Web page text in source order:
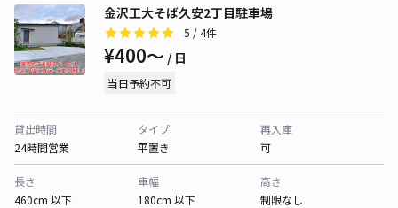
金沢工大そば久安2丁目駐車場
5 / 4件
¥400〜 / 日
当日予約不可
貸出時間
24時間営業
タイプ
平置き
再入庫
可
長さ
460cm 以下
車幅
180cm 以下
高さ
制限なし